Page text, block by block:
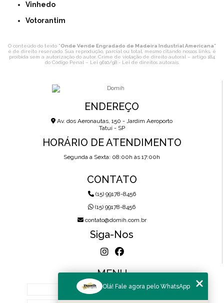
Vinhedo
Votorantim
O conteúdo do texto "Onde Vende Engradado de Madeira Industrial Americana"
é de direito reservado. Sua reprodução, parcial ou total, mesmo citando nossos links, é
proibida sem a autorização do autor. Crime de violação de direito autoral – artigo 184
do Código Penal – Lei 9610/98 - Lei de direitos autorais.
ENDEREÇO
Av. dos Aeronautas, 150 - Jardim Aeroporto
Tatuí - SP
HORÁRIO DE ATENDIMENTO
Segunda a Sexta: 08:00h às 17:00h
CONTATO
(15) 99178-8456
(15) 99178-8456
contato@domih.com.br
Siga-Nos
MENU
HOME
Olá! Fale agora pelo WhatsApp